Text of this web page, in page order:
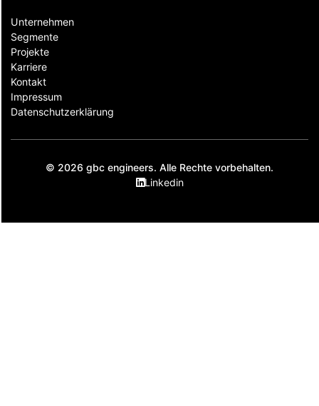
Unternehmen
Segmente
Projekte
Karriere
Kontakt
Impressum
Datenschutzerklärung
© 2026 gbc engineers. Alle Rechte vorbehalten.
Linkedin